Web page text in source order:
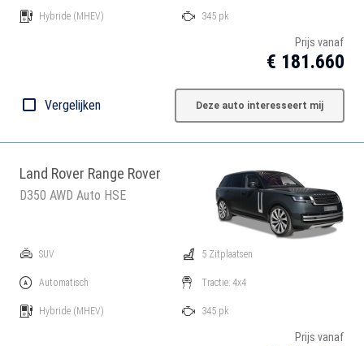
Hybride (MHEV) 345 pk
Prijs vanaf
€ 181.660
Vergelijken Deze auto interesseert mij
Land Rover Range Rover
D350 AWD Auto HSE
SUV
Automatisch
Hybride (MHEV)
5 Zitplaatsen
Tractie: 4x4
345 pk
Prijs vanaf